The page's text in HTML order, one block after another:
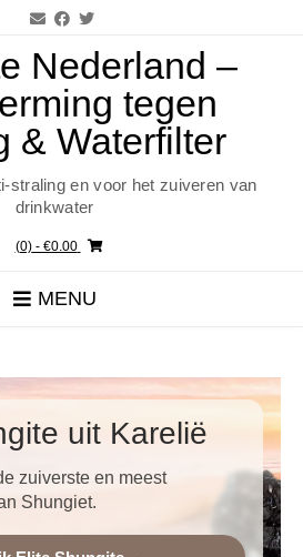
Nederland –
tegen
& Waterfilter
straling en voor het zuiveren van
drinkwater
(0)- €0.00
MENU
uit Karelië
zuiverste en meest
Shungiet.